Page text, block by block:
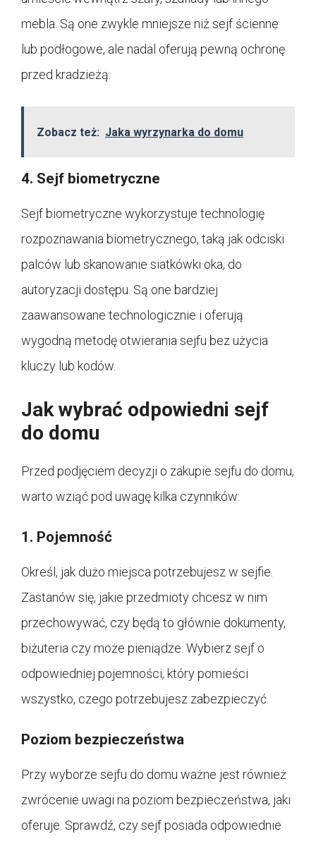
mebla. Są one zwykle mniejsze niż sejf ścienne
lub podłogowe, ale nadal oferują pewną ochronę
przed kradzieżą.
Zobacz też: Jaka wyrzynarka do domu
4. Sejf biometryczne
Sejf biometryczne wykorzystuje technologię
rozpoznawania biometrycznego, taką jak odciski
palców lub skanowanie siatkówki oka, do
autoryzacji dostępu. Są one bardziej
zaawansowane technologicznie i oferują
wygodną metodę otwierania sejfu bez użycia
kluczy lub kodów.
Jak wybrać odpowiedni sejf
do domu
Przed podjęciem decyzji o zakupie sejfu do domu,
warto wziąć pod uwagę kilka czynników:
1. Pojemność
Określ, jak dużo miejsca potrzebujesz w sejfie.
Zastanów się, jakie przedmioty chcesz w nim
przechowywać, czy będą to głównie dokumenty,
biżuteria czy może pieniądze. Wybierz sejf o
odpowiedniej pojemności, który pomieści
wszystko, czego potrzebujesz zabezpieczyć.
Poziom bezpieczeństwa
Przy wyborze sejfu do domu ważne jest również
zwrócenie uwagi na poziom bezpieczeństwa, jaki
oferuje. Sprawdź, czy sejf posiada odpowiednie